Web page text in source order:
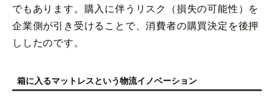
でもあります。購入に伴うリスク（損失の可能性）を
企業側が引き受けることで、消費者の購買決定を後押
ししたのです。
箱に入るマットレスという物流イノベーション